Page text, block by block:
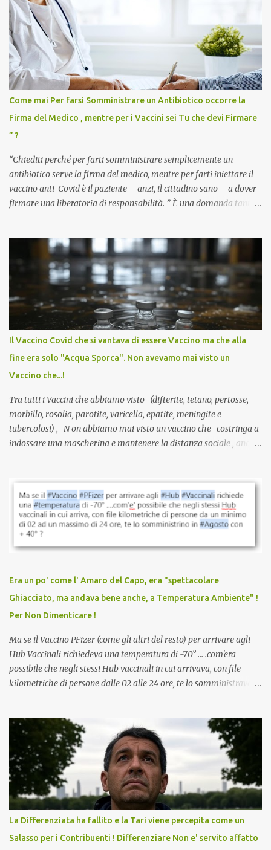
Come mai Per farsi Somministrare un Antibiotico occorre la
Firma del Medico , mentre per i Vaccini sei Tu che devi Firmare
” ?
“Chiediti perché per farti somministrare semplicemente un
antibiotico serve la firma del medico, mentre per farti iniettare il
vaccino anti-Covid è il paziente – anzi, il cittadino sano – a dover
firmare una liberatoria di responsabilità. ” È una domanda tanto
pandemia. Un interrogativo che dovrebbe scuotere chiunque abbia
ancora il coraggio di pensare con la propria testa. Per il vaccino
anti-Covid, un pro-farmaco, con autorizzazione condizionata,
sviluppato in tempi record, con tecnologie mai utilizzate prima su
larga scala, ancora oggetto di studio e di discussione
internazionale serve solo una firma. La tua. Lo si somministra
anche a persone sane, giovani, senza fattori di rischio, spesso già
serve una prescrizione. Non c’è diagnosi. Non c’è presa in carico.
L’unico atto richiesto è una fi...
Il Vaccino Covid che si vantava di essere Vaccino ma che alla
fine era solo "Acqua Sporca". Non avevamo mai visto un
Vaccino che...!
Tra tutti i Vaccini che abbiamo visto (difterite, tetano, pertosse,
morbillo, rosolia, parotite, varicella, epatite, meningite e
tubercolosi) , N on abbiamo mai visto un vaccino che costringa a
indossare una mascherina e mantenere la distanza sociale , anche
vaccinazione. Non avevamo mai sentito parlare di ricompense,
sconti, incentivi per vaccinarsi. Non avevamo mai visto
discriminazioni per coloro che non l’hanno fatto. Se non sei stato
vaccinato, nessuno aveva prima cercato di farti sentire una
persona cattiva. Non avevamo mai visto un vaccino che minacci le
vaccino usato per minacciare i mezzi di sussistenza, il lavoro o la
scuola. Non avevamo mai visto un vaccino che permettesse a un
dodicenne di ignorare il consenso dei genitori. Dopo tutti i vaccini
che abbiamo elencato sopra...
Era un po' come l' Amaro del Capo, era "spettacolare
Ghiacciato, ma andava bene anche, a Temperatura Ambiente" !
Per Non Dimenticare !
Ma se il Vaccino PFizer (come gli altri del resto) per arrivare agli
Hub Vaccinali richiedeva una temperatura di -70° ... .com'era
possibile che negli stessi Hub vaccinali in cui arrivava, con file
kilometriche di persone dalle 02 alle 24 ore, te lo somministravano
Vaccino come: l' Amaro del Capo, era "spettacolare Ghiacciato, ma
andava bene anche, a Temperatura Ambiente"! Riproponiamo
l'articolo per NON Dimenticare!
La Differenziata ha fallito e la Tari viene percepita come un
Salasso per i Contribuenti ! Differenziare Non e' servito affatto